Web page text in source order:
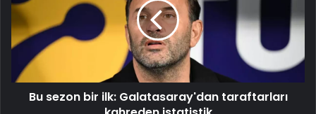
ilk:
Galatasaray'dan
taraftarları
kahreden
istatistik
Bu sezon bir ilk: Galatasaray'dan taraftarları